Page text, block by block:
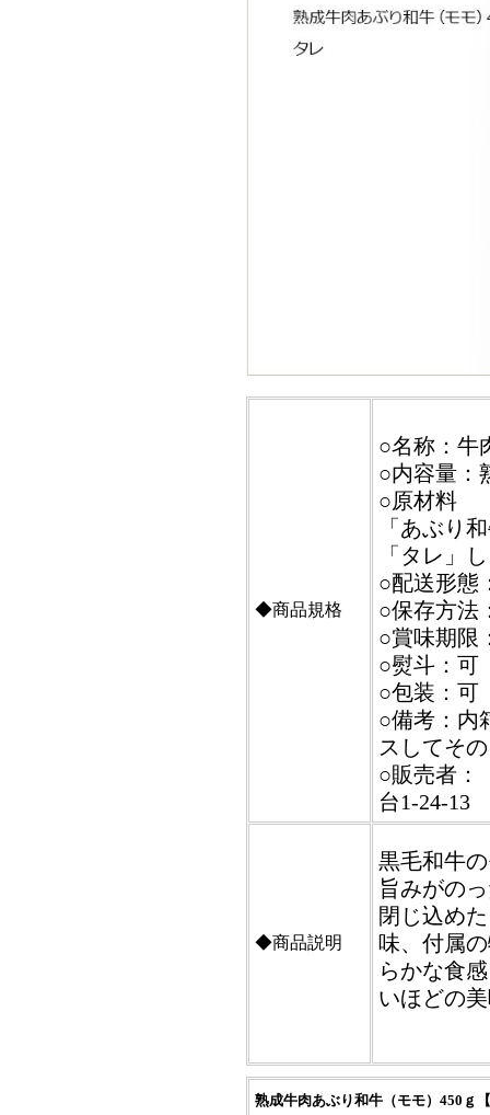
◆商品規格
○名称：牛
○内容量：
○原材料
「あぶり
「タレ」
○配送形態
○保存方法
○賞味期限
○熨斗：可
○包装：可
○備考：内
スしてそ
○販売者：
台1-24-13
◆商品説明
黒毛和牛
旨みがの
閉じ込め
味、付属
らかな食
いほどの
熟成牛肉あぶり和牛（モモ）450ｇ